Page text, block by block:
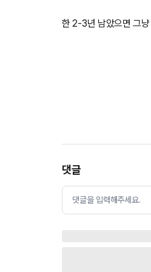
한 2-3년 남았으면 그
댓글
댓글을 입력해주세요.